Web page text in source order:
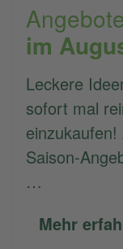
Angebote
im
Leckere
sofort mal
Saison-
…
Mehr